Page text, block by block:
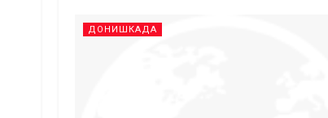
ДОНИШКАДА